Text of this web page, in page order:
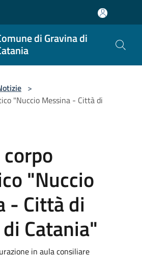
di Gravina di
>
"Nuccio Messina - Città di
"Nuccio
- Città di
Catania"
in aula consiliare